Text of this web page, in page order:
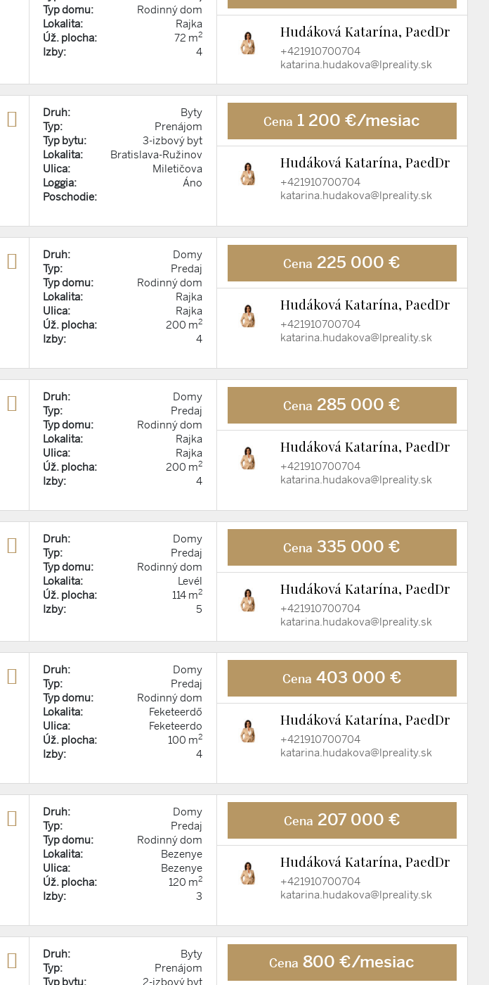
Typ domu:
Rodinný dom
Lokalita:
Rajka
Úž. plocha:
72 m2
Izby: 4
Hudáková Katarína, PaedDr
+421910700704
katarina.hudakova@lpreality.sk
Druh:
Byty
Typ:
Prenájom
Typ bytu:
3-izbový byt
Lokalita:
Bratislava-Ružinov
Ulica:
Miletičova
Loggia:
Áno
Poschodie:
Cena 1 200 €/mesiac
Hudáková Katarína, PaedDr
+421910700704
katarina.hudakova@lpreality.sk
Druh:
Domy
Typ:
Predaj
Typ domu:
Rodinný dom
Lokalita:
Rajka
Ulica:
Rajka
Úž. plocha:
200 m2
Izby: 4
Cena 225 000 €
Hudáková Katarína, PaedDr
+421910700704
katarina.hudakova@lpreality.sk
Druh:
Domy
Typ:
Predaj
Typ domu:
Rodinný dom
Lokalita:
Rajka
Ulica:
Rajka
Úž. plocha:
200 m2
Izby: 4
Cena 285 000 €
Hudáková Katarína, PaedDr
+421910700704
katarina.hudakova@lpreality.sk
Druh:
Domy
Typ:
Predaj
Typ domu:
Rodinný dom
Lokalita:
Levél
Úž. plocha:
114 m2
Izby: 5
Cena 335 000 €
Hudáková Katarína, PaedDr
+421910700704
katarina.hudakova@lpreality.sk
Druh:
Domy
Typ:
Predaj
Typ domu:
Rodinný dom
Lokalita:
Feketeerdő
Ulica:
Feketeerdo
Úž. plocha:
100 m2
Izby: 4
Cena 403 000 €
Hudáková Katarína, PaedDr
+421910700704
katarina.hudakova@lpreality.sk
Druh:
Domy
Typ:
Predaj
Typ domu:
Rodinný dom
Lokalita:
Bezenye
Ulica:
Bezenye
Úž. plocha:
120 m2
Izby: 3
Cena 207 000 €
Hudáková Katarína, PaedDr
+421910700704
katarina.hudakova@lpreality.sk
Druh:
Byty
Typ:
Prenájom
Typ bytu:
2-izbový byt
Cena 800 €/mesiac